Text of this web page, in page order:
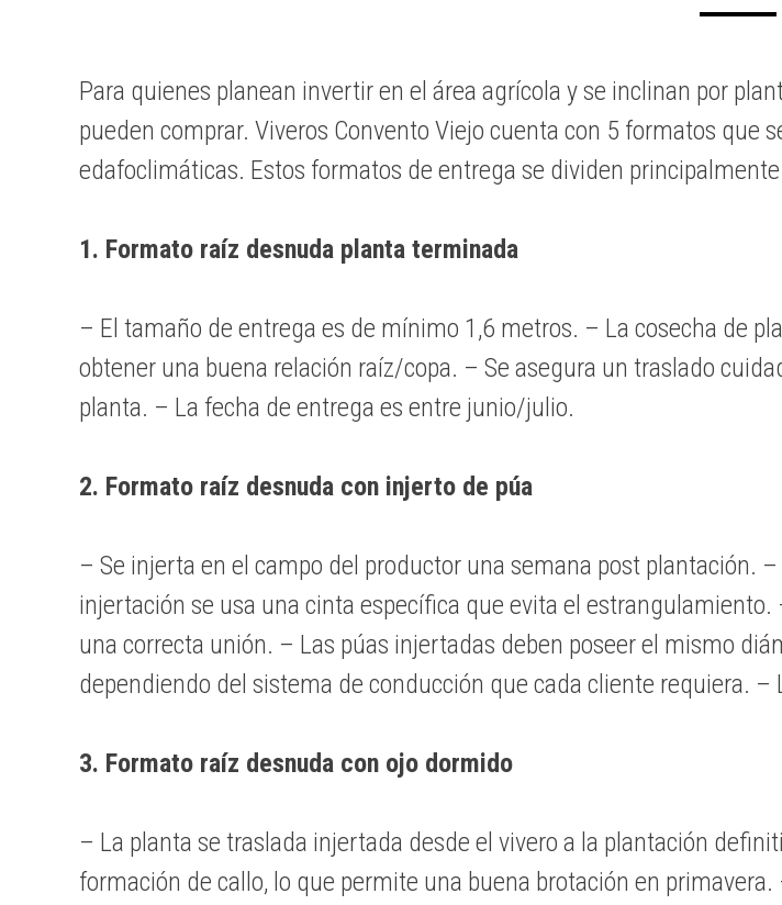
Para quienes planean invertir en el área agrícola y se inclinan por
pueden comprar. Viveros Convento Viejo cuenta con 5 formatos que
edafoclimáticas. Estos formatos de entrega se dividen
1. Formato raíz desnuda planta terminada
– El tamaño de entrega es de mínimo 1,6 metros. – La cosecha de
obtener una buena relación raíz/copa. – Se asegura un traslado
planta. – La fecha de entrega es entre junio/julio.
2. Formato raíz desnuda con injerto de púa
– Se injerta en el campo del productor una semana post plantación.
injertación se usa una cinta específica que evita el
una correcta unión. – Las púas injertadas deben poseer el mismo
dependiendo del sistema de conducción que cada cliente requiera.
3. Formato raíz desnuda con ojo dormido
– La planta se traslada injertada desde el vivero a la plantación
formación de callo, lo que permite una buena brotación en